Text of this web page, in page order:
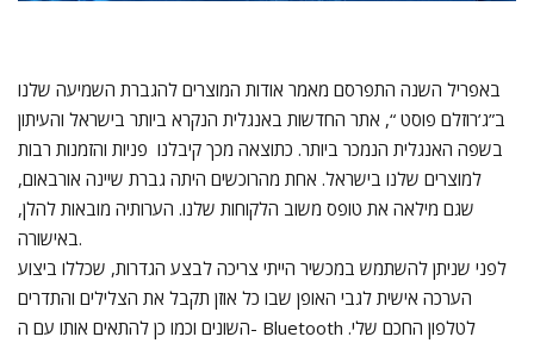
באפריל השנה התפרסם מאמר אודות המוצרים להגברת השמיעה שלנו
ב”ג’רוזלם פוסט “, אתר החדשות באנגלית הנקרא ביותר בישראל והעיתון
בשפה האנגלית הנמכר ביותר. כתוצאה מכך קיבלנו פניות והזמנות רבות
למוצרים שלנו בישראל. אחת מהרוכשים היתה גברת שיינה אורבאום,
שגם מילאה את טופס משוב הלקוחות שלנו. הערותיה מובאות להלן,
באישורה.
לפני שניתן להשתמש במכשיר הייתי צריכה לבצע הגדרות, שכללו ביצוע
הערכה אישית לגבי האופן שבו כל אוזן תקבל את הצלילים והתדרים
השונים וכמו כן להתאים אותו עם ה- Bluetooth לטלפון החכם שלי.